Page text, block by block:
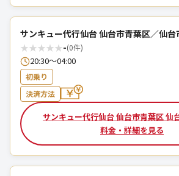
サンキュー代行仙台 仙台市青葉区／仙台
★★★★★-(0件)
20:30～04:00
初乗り
決済方法
サンキュー代行仙台 仙台市青葉区 仙
料金・詳細を見る